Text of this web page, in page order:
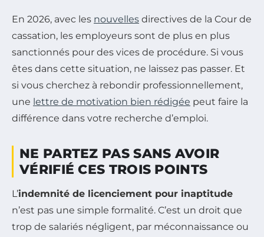
En 2026, avec les nouvelles directives de la Cour de
cassation, les employeurs sont de plus en plus
sanctionnés pour des vices de procédure. Si vous
êtes dans cette situation, ne laissez pas passer. Et
si vous cherchez à rebondir professionnellement,
une lettre de motivation bien rédigée peut faire la
différence dans votre recherche d’emploi.
NE PARTEZ PAS SANS AVOIR
VÉRIFIÉ CES TROIS POINTS
L’indemnité de licenciement pour inaptitude
n’est pas une simple formalité. C’est un droit que
trop de salariés négligent, par méconnaissance ou